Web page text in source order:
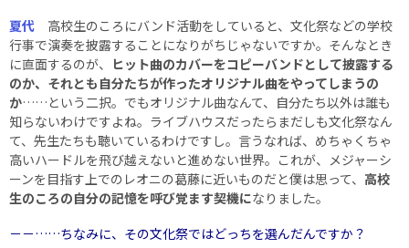
夏代 高校生のころにバンド活動をしていると、文化祭などの学校
行事で演奏を披露することになりがちじゃないですか。そんなとき
に直面するのが、
ヒット曲のカバーをコピーバンドとして披露する
のか、それとも自分たちが作ったオリジナル曲をやってしまうの
か……という二択。でもオリジナル曲なんて、自分たち以外は誰も
知らないわけですよね。ライブハウスだったらまだしも文化祭なん
て、先生たちも聴いているわけですし。言うなれば、めちゃくちゃ
高いハードルを飛び越えないと進めない世界。これが、メジャーシ
ーンを目指す上でのレオニの葛藤に近いものだと僕は思って、 高校
生のころの自分の記憶を呼び覚ます契機になりました。
－－……ちなみに、その文化祭ではどっちを選んだんですか？